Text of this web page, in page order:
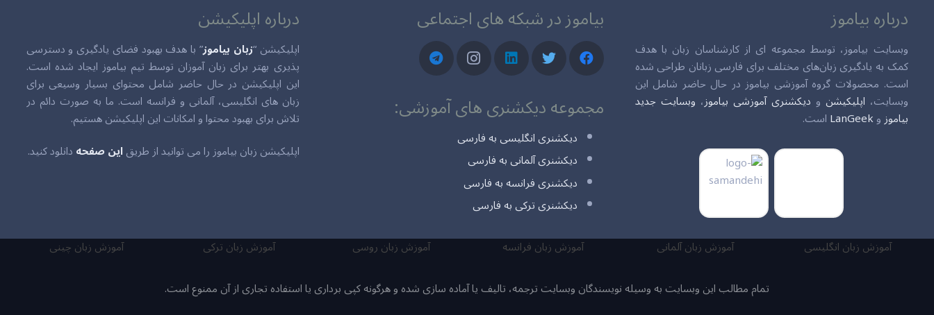
درباره بیاموز
وبسایت بیاموز، توسط مجموعه ای از کارشناسان زبان با هدف
کمک به یادگیری زبان‌های مختلف برای فارسی زبانان طراحی شده
است. محصولات گروه آموزشی بیاموز در حال حاضر شامل این
وبسایت، اپلیکیشن و دیکشنری آموزشی بیاموز، وبسایت جدید
بیاموزوLanGeekاست.
بیاموز در شبکه های اجتماعی
مجموعه دیکشنری های آموزشی:
دیکشنری انگلیسی به فارسی
دیکشنری آلمانی به فارسی
دیکشنری فرانسه به فارسی
دیکشنری ترکی به فارسی
درباره اپلیکیشن
اپلیکیشن “زبان بیاموز” با هدف بهبود فضای یادگیری و دسترسی
پذیری بهتر برای زبان آموزان توسط تیم بیاموز ایجاد شده است.
این اپلیکیشن در حال حاضر شامل محتوای بسیار وسیعی برای
زبان های انگلیسی، آلمانی و فرانسه است. ما به صورت دائم در
تلاش برای بهبود محتوا و امکانات این اپلیکیشن هستیم.
اپلیکیشن زبان بیاموز را می توانید از طریقاین صفحهدانلود کنید.
آموزش زبان انگلیسی آموزش زبان آلمانی آموزش زبان فرانسه آموزش زبان روسی آموزش زبان ترکی
آموزش زبان چینی
تمام مطالب این وبسایت به وسیله نویسندگان وبسایت ترجمه، تالیف یا آماده سازی شده و هرگونه کپی برداری یا استفاده تجاری از آن ممنوع است.